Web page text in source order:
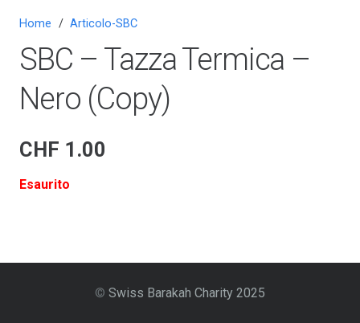
Home / Articolo-SBC
SBC – Tazza Termica –
Nero (Copy)
CHF 1.00
Esaurito
© Swiss Barakah Charity 2025